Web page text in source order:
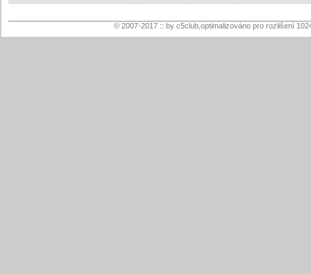
© 2007-2017 :: by c5club,optimalizováno pro rozlišení